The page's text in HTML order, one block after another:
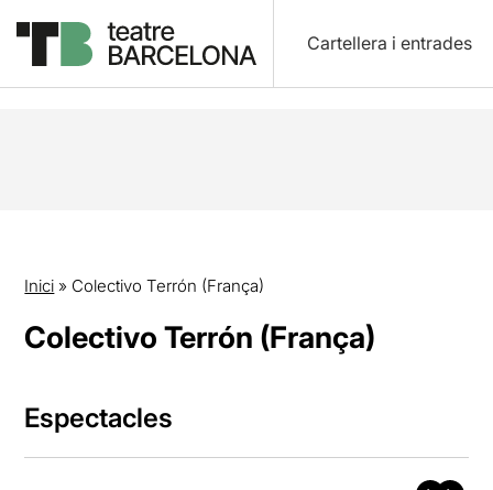
Cartellera i entrades
Inici » Colectivo Terrón (França)
Colectivo Terrón (França)
Espectacles